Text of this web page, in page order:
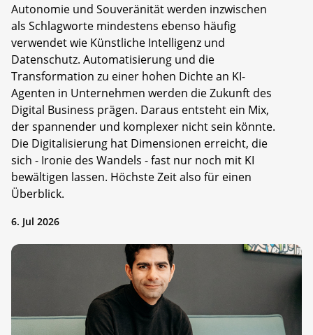
Autonomie und Souveränität werden inzwischen
als Schlagworte mindestens ebenso häufig
verwendet wie Künstliche Intelligenz und
Datenschutz. Automatisierung und die
Transformation zu einer hohen Dichte an KI-
Agenten in Unternehmen werden die Zukunft des
Digital Business prägen. Daraus entsteht ein Mix,
der spannender und komplexer nicht sein könnte.
Die Digitalisierung hat Dimensionen erreicht, die
sich - Ironie des Wandels - fast nur noch mit KI
bewältigen lassen. Höchste Zeit also für einen
Überblick.
6. Jul 2026